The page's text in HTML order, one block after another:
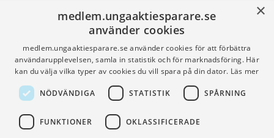
Gymnasieprofilen
Ung Privatekonomi
HJÄLP
Support
VILLKOR
×
medlem.ungaaktiesparare.se
använder cookies
medlem.ungaaktiesparare.se använder cookies för att förbättra
användarupplevelsen, samla in statistik och för marknadsföring. Här
kan du välja vilka typer av cookies du vill spara på din dator. Läs mer
NÖDVÄNDIGA STATISTIK SPÅRNING
FUNKTIONER OKLASSIFICERADE